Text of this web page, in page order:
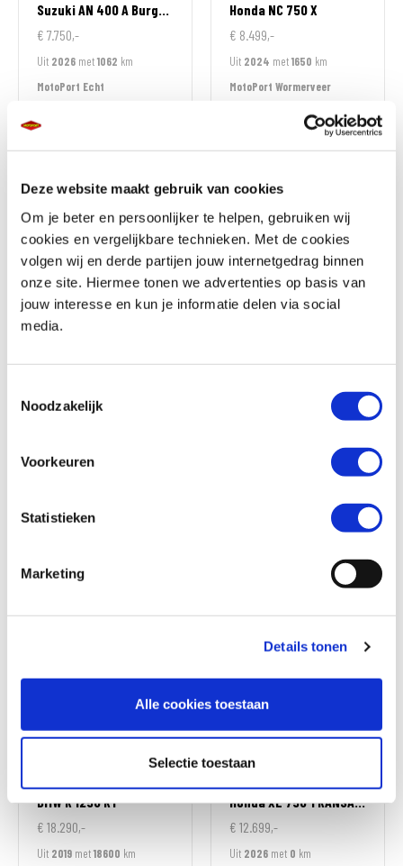
Deze website maakt gebruik van cookies
Om je beter en persoonlijker te helpen, gebruiken wij
cookies en vergelijkbare technieken. Met de cookies
volgen wij en derde partijen jouw internetgedrag binnen
onze site. Hiermee tonen we advertenties op basis van
jouw interesse en kun je informatie delen via social
media.
Noodzakelijk
Voorkeuren
Statistieken
Marketing
Details tonen
Alle cookies toestaan
Selectie toestaan
SuzukiAN 400 A Burgman
€ 7.750,-
Uit 2026 met1062 km
MotoPort Echt
Honda NC 750 X
€ 8.499,-
Uit 2024 met1650 km
MotoPort Wormerveer
Honda FORZA 350
€ 6.390,-
Uit2024
Honda
WN 07
€ 15.799,-
MotoPort Goes
STREET SCRAMBLER 900
MotoPort Leek
BMWR 1250 RT
€ 18.290,-
Uit 2019 met18600 km
HondaXL 750 TRANSALP
€ 12.699,-
Uit 2026 met 0 km